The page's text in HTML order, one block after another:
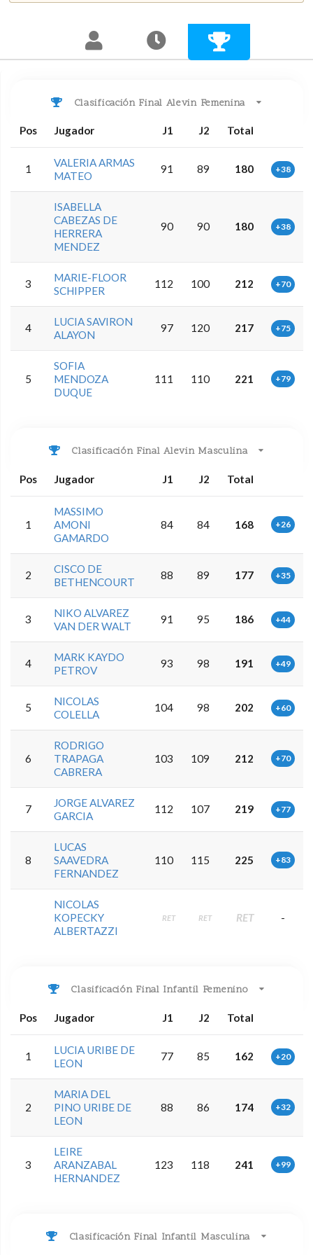
Clasificación Final Alevin Femenina
Pos Jugador J1 J2 Total
1
VALERIA ARMAS
MATEO
91 89 180 +38
ISABELLA
CABEZAS DE
HERRERA
MENDEZ
90 90 180 +38
3
MARIE-FLOOR
SCHIPPER
112 100 212 +70
4
LUCIA SAVIRON
ALAYON
97 120 217 +75
5
SOFIA
MENDOZA
DUQUE
111 110 221 +79
Clasificación Final Alevin Masculina
Pos Jugador J1 J2 Total
1
MASSIMO
AMONI
GAMARDO
84 84 168 +26
2
CISCO DE
BETHENCOURT
88 89 177 +35
3
NIKO ALVAREZ
VAN DER WALT
91 95 186 +44
4
MARK KAYDO
PETROV
93 98 191 +49
5
NICOLAS
COLELLA
104 98 202 +60
6
RODRIGO
TRAPAGA
CABRERA
103 109 212 +70
7
JORGE ALVAREZ
GARCIA
112 107 219 +77
8
LUCAS
SAAVEDRA
FERNANDEZ
110 115 225 +83
NICOLAS
KOPECKY
ALBERTAZZI
RET RET RET -
Clasificación Final Infantil Femenino
Pos Jugador J1 J2 Total
1
LUCIA URIBE DE
LEON
77 85 162 +20
2
MARIA DEL
PINO URIBE DE
LEON
88 86 174 +32
3
LEIRE
ARANZABAL
HERNANDEZ
123 118 241 +99
Clasificación Final Infantil Masculina